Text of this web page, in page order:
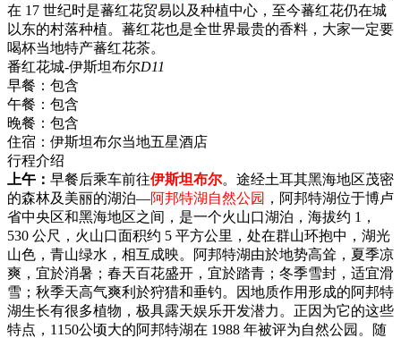
在 17 世纪时是蕃红花贸易以及种植中心，至今蕃红花仍在城
以东的村落种植。蕃红花也是全世界最贵的香料，大家一定要
喝杯当地特产蕃红花茶。
番红花城-伊斯坦布尔D11
早餐： 包含
午餐： 包含
晚餐： 包含
住宿： 伊斯坦布尔当地五星酒店
行程介绍
上午： 早餐后乘车前往伊斯坦布尔。途经土耳其黑海地区茂密
的森林及美丽的湖泊—阿邦特湖自然公园 ，阿邦特湖位于博卢
省中央区和黑海地区之间，是一个火山口湖泊，海拔约 1，
530 公尺，火山口面积约 5 平方公里，处在群山环抱中，湖光
山色，青山绿水，相互成映。阿邦特湖由於地势高耸，夏季凉
爽，宜於消暑；春天百花盛开，宜於踏青；冬季雪封，适宜滑
雪；秋季天高气爽利於狩猎和垂钓。因地质作用形成的阿邦特
湖生长有很多植物，极具露天娱乐开发潜力。正因为它的这些
特点，1150公顷大的阿邦特湖在 1988 年被评为自然公园。随